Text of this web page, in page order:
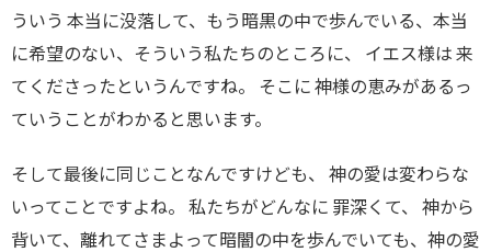
ういう 本当に没落して、もう暗黒の中で歩んでいる、本当
に希望のない、そういう私たちのところに、 イエス様は 来
てくださったというんですね。 そこに 神様の恵みがあるっ
ていうことがわかると思います。
そして最後に同じことなんですけども、 神の愛は変わらな
いってことですよね。 私たちがどんなに 罪深くて、 神から
背いて、離れてさまよって暗闇の中を歩んでいても、神の愛